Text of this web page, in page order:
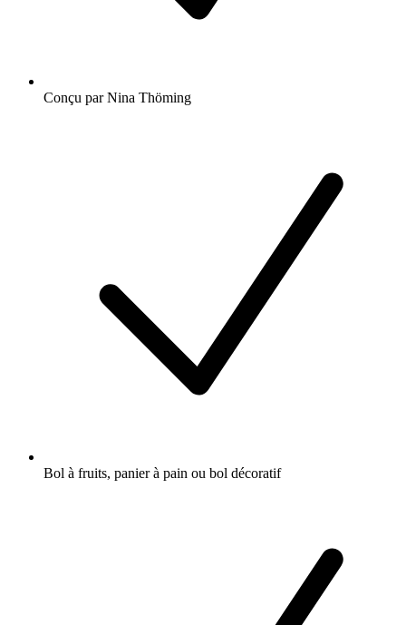
Conçu par Nina Thöming
Bol à fruits, panier à pain ou bol décoratif